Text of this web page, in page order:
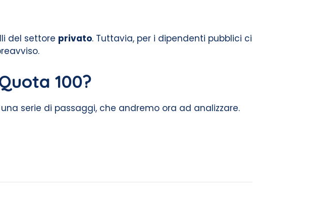
del settore privato. Tuttavia, per i dipendenti pubblici ci
100?
serie di passaggi, che andremo ora ad analizzare.